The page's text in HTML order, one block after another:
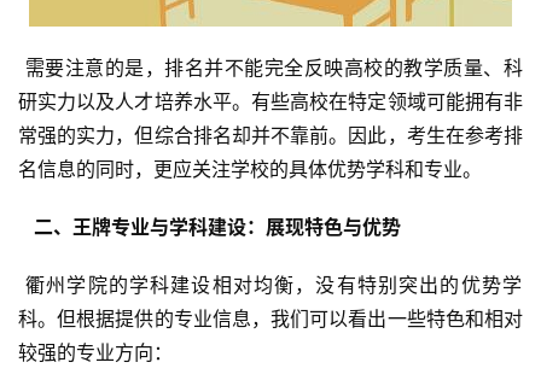
研实力以及人才培养水平。有些高校在特定领域可能拥有非
常强的实力，但综合排名却并不靠前。因此，考生在参考排
名信息的同时，更应关注学校的具体优势学科和专业。
  二、王牌专业与学科建设：展现特色与优势
衢州学院的学科建设相对均衡，没有特别突出的优势学
科。但根据提供的专业信息，我们可以看出一些特色和相对
较强的专业方向：